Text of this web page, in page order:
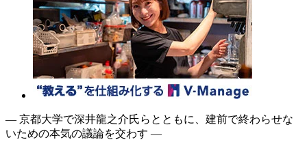
― 京都大学で深井龍之介氏らとともに、建前で終わらせな
いための本気の議論を交わす ―